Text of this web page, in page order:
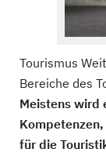
Tourismus
Bereiche des
Meistens wird
für die